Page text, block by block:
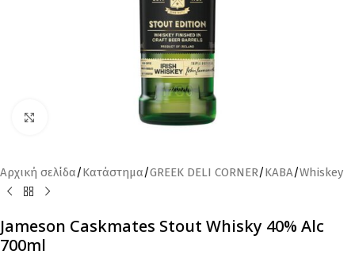
Αρχική σελίδα/Κατάστημα/GREEK DELI CORNER/ΚΑΒΑ/Whiskey
Jameson Caskmates Stout Whisky 40% Alc
700ml